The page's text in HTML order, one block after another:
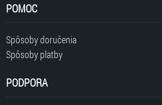
POMOC
Spôsoby doručenia
Spôsoby platby
PODPORA